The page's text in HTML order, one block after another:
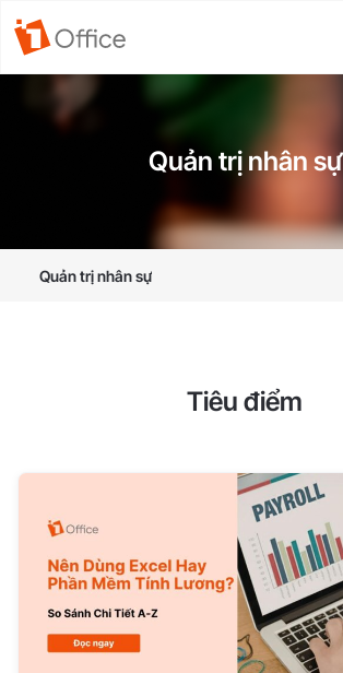
Quản trị nhân sự
Quản trị nhân sự
Tiêu điểm